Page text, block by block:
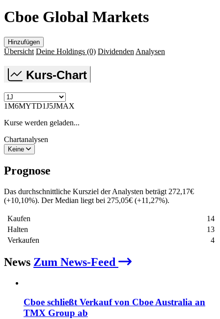
Cboe Global Markets
Hinzufügen
Übersicht Deine Holdings (0) Dividenden Analysen
Kurs-Chart
1M6MYTD1J5JMAX
Kurse werden geladen...
Chartanalysen
Keine
Prognose
Das durchschnittliche Kursziel der Analysten beträgt 272,17€
(+10,10%). Der Median liegt bei 275,05€ (+11,27%).
Kaufen
14
Halten
13
Verkaufen
4
News Zum News-Feed
Cboe schließt Verkauf von Cboe Australia an
TMX Group ab